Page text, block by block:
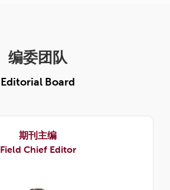
编委团队
Editorial Board
期刊主编
Field Chief Editor